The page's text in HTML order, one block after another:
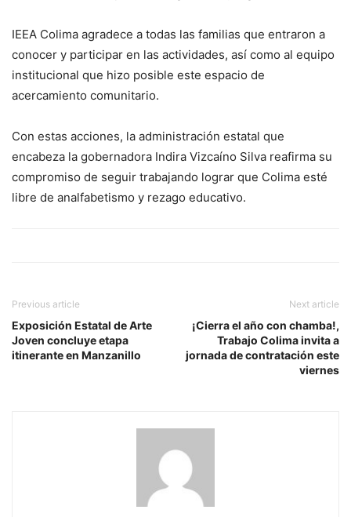
IEEA Colima agradece a todas las familias que entraron a
conocer y participar en las actividades, así como al equipo
institucional que hizo posible este espacio de
acercamiento comunitario.
Con estas acciones, la administración estatal que
encabeza la gobernadora Indira Vizcaíno Silva reafirma su
compromiso de seguir trabajando lograr que Colima esté
libre de analfabetismo y rezago educativo.
Previous article
Exposición Estatal de Arte
Joven concluye etapa
itinerante en Manzanillo
Next article
¡Cierra el año con chamba!,
Trabajo Colima invita a
jornada de contratación este
viernes